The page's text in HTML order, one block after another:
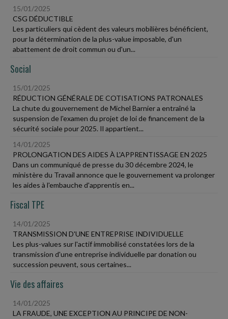
15/01/2025
CSG DÉDUCTIBLE
Les particuliers qui cèdent des valeurs mobilières bénéficient,
pour la détermination de la plus-value imposable, d'un
abattement de droit commun ou d'un...
Social
15/01/2025
RÉDUCTION GÉNÉRALE DE COTISATIONS PATRONALES
La chute du gouvernement de Michel Barnier a entraîné la
suspension de l'examen du projet de loi de financement de la
sécurité sociale pour 2025. Il appartient...
14/01/2025
PROLONGATION DES AIDES À L'APPRENTISSAGE EN 2025
Dans un communiqué de presse du 30 décembre 2024, le
ministère du Travail annonce que le gouvernement va prolonger
les aides à l'embauche d'apprentis en...
Fiscal TPE
14/01/2025
TRANSMISSION D'UNE ENTREPRISE INDIVIDUELLE
Les plus-values sur l'actif immobilisé constatées lors de la
transmission d'une entreprise individuelle par donation ou
succession peuvent, sous certaines...
Vie des affaires
14/01/2025
LA FRAUDE, UNE EXCEPTION AU PRINCIPE DE NON-